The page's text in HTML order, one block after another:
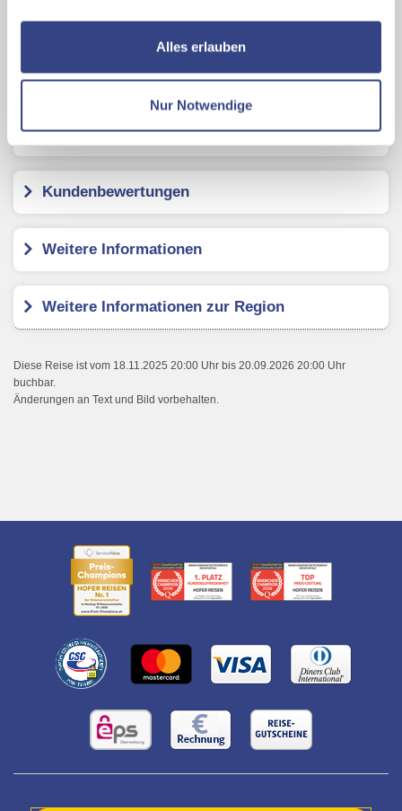
nutzen und uns sowie Dritten weitere Personalisierungen
ermöglichen, dabei kommt es auch zu Übermittlungen
Datenschutzseite
Mit Klick auf "Alles erlauben" stimmen Sie der
Verwendung der Cookies & Plugins auf unseren
Webseiten zu.
Alles erlauben
Nur Notwendige
Karte ansehen
Hotel MATERADA Plava Laguna
Kundenbewertungen
Weitere Informationen
Weitere Informationen zur Region
Diese Reise ist vom 18.11.2025 20:00 Uhr bis 20.09.2026 20:00 Uhr
buchbar.
Änderungen an Text und Bild vorbehalten.